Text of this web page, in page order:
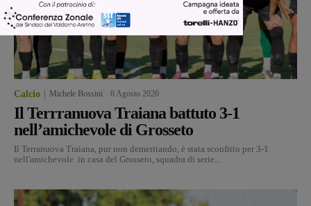
Calcio Michele Bossini 8 Agosto 2026
Il Terrranuova Traiana battuto 3-1
nell’amichevole di Grosseto
Il Terranuova Traiana, pur non demeritando, è stata sconfitto per 3-1
nell'amichevole in casa del Grosseto, squadra di serie...